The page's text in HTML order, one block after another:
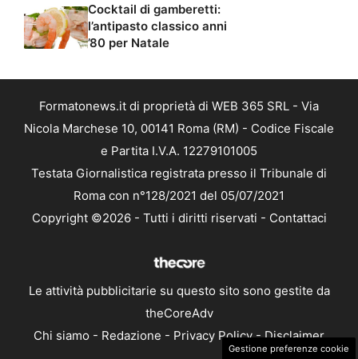
Cocktail di gamberetti:
l’antipasto classico anni
’80 per Natale
Formatonews.it di proprietà di WEB 365 SRL - Via
Nicola Marchese 10, 00141 Roma (RM) - Codice Fiscale
e Partita I.V.A. 12279101005
Testata Giornalistica registrata presso il Tribunale di
Roma con n°128/2021 del 05/07/2021
Copyright ©2026 - Tutti i diritti riservati - Contattaci
Le attività pubblicitarie su questo sito sono gestite da
theCoreAdv
Chi siamo - Redazione - Privacy Policy-Disclaimer
Gestione preferenze cookie